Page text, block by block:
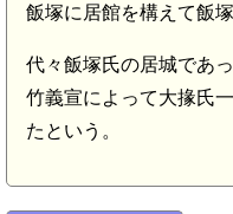
飯塚に居館を構えて飯
代々飯塚氏の居城であ
竹義宣によって大掾氏
たという。